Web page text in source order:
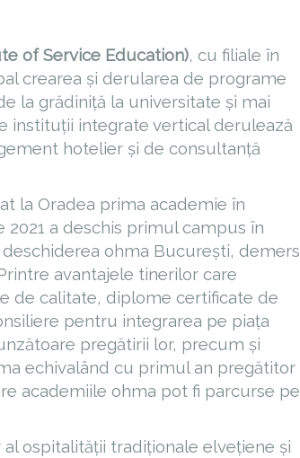
of Service Education), cu filiale în
crearea și derularea de programe
la grădiniță la universitate și mai
instituții integrate vertical derulează
hotelier și de consultanță
la Oradea prima academie în
a deschis primul campus în
ohma București, demers
avantajele tinerilor care
de calitate, diplome certificate de
pentru integrarea pe piața
pregătirii lor, precum și
echivalând cu primul an pregătitor
academiile ohma pot fi parcurse pe
ospitalității tradiționale elvețiene și